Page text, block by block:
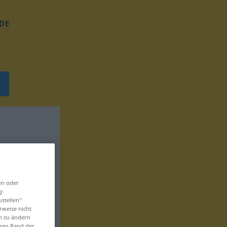
DE
oder
nicht
zu ändern